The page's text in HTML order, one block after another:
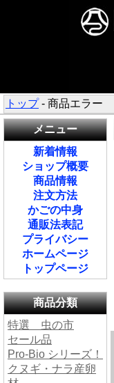
トップ- 商品エラー
メニュー
新着情報
ショップ概要
商品情報
注文方法
かごの中身
通販法表記
プライバシー
ホームページ
トップページ
商品分類
特選 虫の市
セール品
Pro-Bio シリーズ！
クヌギ・ナラ産卵